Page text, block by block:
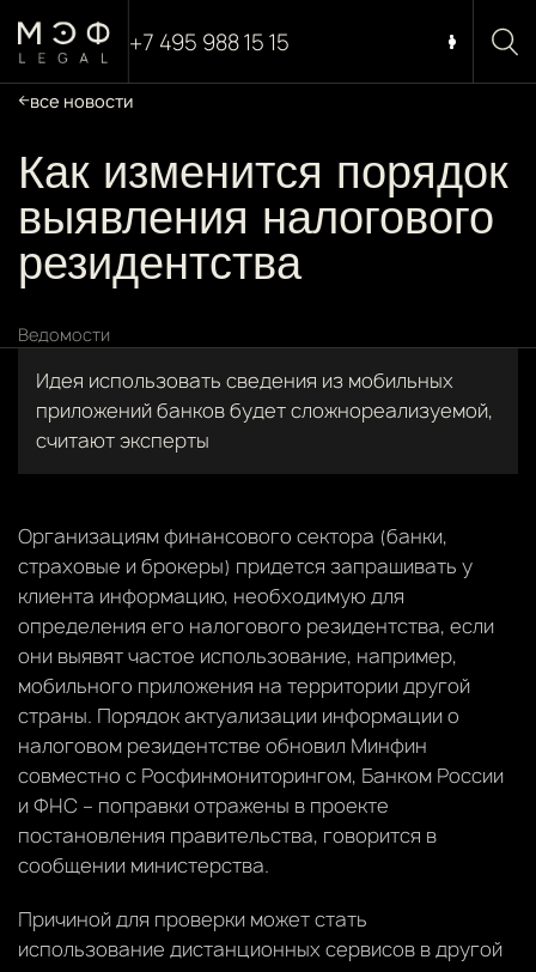
+7 495 988 15 15
все новости
Как изменится порядок
выявления налогового
резидентства
Ведомости
Идея использовать сведения из мобильных
приложений банков будет сложнореализуемой,
считают эксперты
Организациям финансового сектора (банки,
страховые и брокеры) придется запрашивать у
клиента информацию, необходимую для
определения его налогового резидентства, если
они выявят частое использование, например,
мобильного приложения на территории другой
страны. Порядок актуализации информации о
налоговом резидентстве обновил Минфин
совместно с Росфинмониторингом, Банком России
и ФНС – поправки отражены в проекте
постановления правительства, говорится в
сообщении министерства.
Причиной для проверки может стать
использование дистанционных сервисов в другой